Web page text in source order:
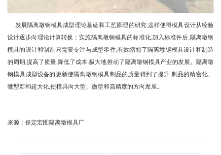
发展隔离墩钢模具成型理论基础和工艺原理的研究,这样使得模具设计从经验
设计逐步向理论计算转换；实施隔离墩钢模具的标准化,加入标准件后,隔离墩钢
模具的设计和制造只需要专注与成型零件,有效缩短了隔离墩钢模具设计和制造
的周期,提高了质量,降低了成本,极大地推动了隔离墩钢模具产业的发展。隔离墩
钢模具成型设备的更新使隔离墩钢模具制品的质量得到了提升,制品的精密化、
微型新和超大化,使模具向大型、微型和高精度的方向发展。
来源：保定宏图隔离墩模具厂